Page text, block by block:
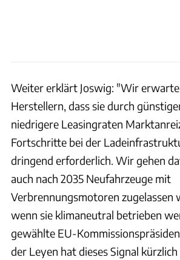
Weiter erklärt Joswig: "Wir
Herstellern, dass sie durch
niedrigere Leasingraten
Fortschritte bei der
dringend erforderlich. Wir gehen
auch nach 2035 Neufahrzeuge mit
Verbrennungsmotoren zugelassen
wenn sie klimaneutral betrieben
gewählte EU-
der Leyen hat dieses Signal